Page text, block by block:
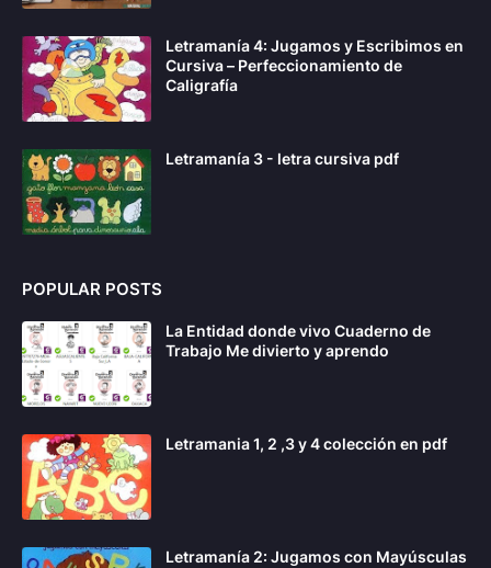
Letramanía 4: Jugamos y Escribimos en
Cursiva – Perfeccionamiento de
Caligrafía
Letramanía 3 - letra cursiva pdf
POPULAR POSTS
La Entidad donde vivo Cuaderno de
Trabajo Me divierto y aprendo
Letramania 1, 2 ,3 y 4 colección en pdf
Letramanía 2: Jugamos con Mayúsculas